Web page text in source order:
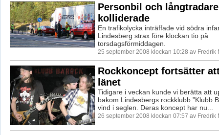
Personbil och långtradare
kolliderade
En trafikolycka inträffade vid södra
Lindesberg strax före klockan tio på
torsdagsförmiddagen.
25 september 2008 klockan 10:28 av Fredrik
Rockkoncept fortsätter
länet
Tidigare i veckan kunde vi berätta att
bakom Lindesbergs rockklubb ”Klubb
vind i seglen. Deras koncept har nu...
26 september 2008 klockan 07:57 av Fredrik